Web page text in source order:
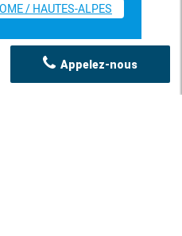
/ HAUTES-ALPES
Appelez-nous